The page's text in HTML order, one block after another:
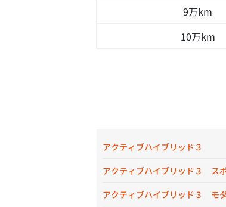
9万km
10万km
アクティブハイブリッド３
アクティブハイブリッド３ ス
アクティブハイブリッド３ モ